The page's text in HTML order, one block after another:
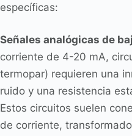
específicas:
Señales analógicas de
corriente de 4-20 mA,
termopar) requieren una
ruido y una resistencia
Estos circuitos suelen
de corriente,